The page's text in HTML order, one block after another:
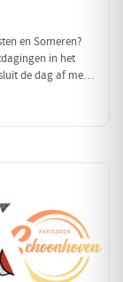
en Someren?
in het
de dag af met